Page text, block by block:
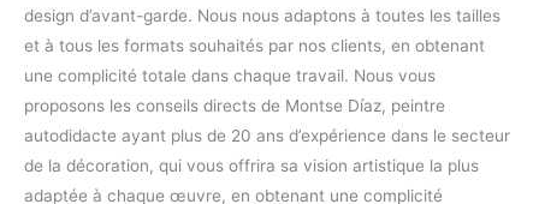
design d’avant-garde. Nous nous adaptons à toutes les tailles
et à tous les formats souhaités par nos clients, en obtenant
une complicité totale dans chaque travail. Nous vous
proposons les conseils directs de Montse Díaz, peintre
autodidacte ayant plus de 20 ans d’expérience dans le secteur
de la décoration, qui vous offrira sa vision artistique la plus
adaptée à chaque œuvre, en obtenant une complicité